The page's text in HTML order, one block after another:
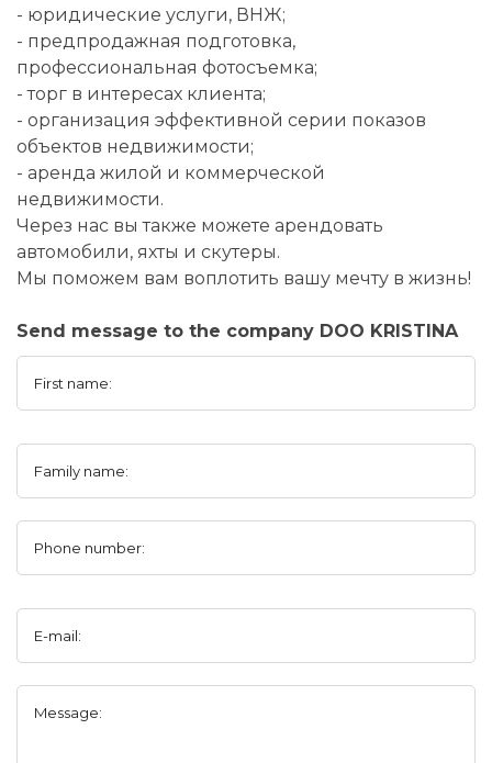
- юридические услуги, ВНЖ;
- предпродажная подготовка,
профессиональная фотосъемка;
- торг в интересах клиента;
- организация эффективной серии показов
объектов недвижимости;
- аренда жилой и коммерческой
недвижимости.
Через нас вы также можете арендовать
автомобили, яхты и скутеры.
Мы поможем вам воплотить вашу мечту в жизнь!
Send message to the company DOO KRISTINA
First name:
Family name:
Phone number:
E-mail:
Message: